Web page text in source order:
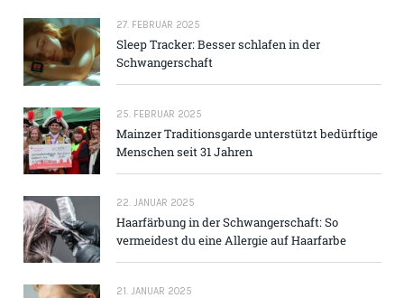
27. FEBRUAR 2025
Sleep Tracker: Besser schlafen in der
Schwangerschaft
25. FEBRUAR 2025
Mainzer Traditions­garde unterstützt bedürftige
Menschen seit 31 Jahren
22. JANUAR 2025
Haarfärbung in der Schwangerschaft: So
vermeidest du eine Allergie auf Haarfarbe
21. JANUAR 2025